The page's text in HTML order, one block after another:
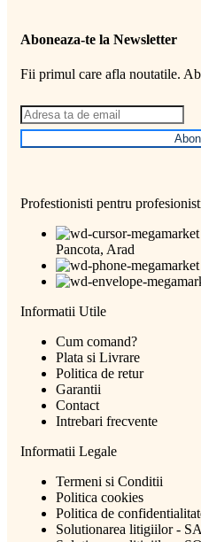
Aboneaza-te la Newsletter
Fii primul care afla noutatile.
Profestionisti pentru
Pancota, Arad
Informatii Utile
Cum comand?
Plata si Livrare
Politica de retur
Garantii
Contact
Intrebari frecvente
Informatii Legale
Termeni si Conditii
Politica cookies
Politica de
Solutionarea litigiilor -